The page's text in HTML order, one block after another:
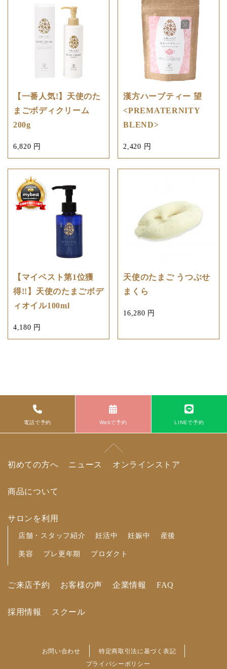
【一番人気!】天使のた
まごボディクリーム
200g
6,820 円
漢方ハーブティー 望
<PREMATERNITY
BLEND>
2,420 円
【マイベスト第1位獲
得!!】天使のたまごボデ
ィオイル100ml
4,180 円
天使のたまご うつぶせ
まくら
16,280 円
電話で予約 Webで予約 LINEで予約
初めての方へ ニュース オンラインストア
商品について
サロンを利用
店舗・スタッフ紹介
妊活中 妊娠中 産後
美容 プレ更年期 プロダクト
ご来店予約 お客様の声 企業情報 FAQ
採用情報 スクール
お問い合わせ
特定商取引法に基づく表記
プライバシーポリシー